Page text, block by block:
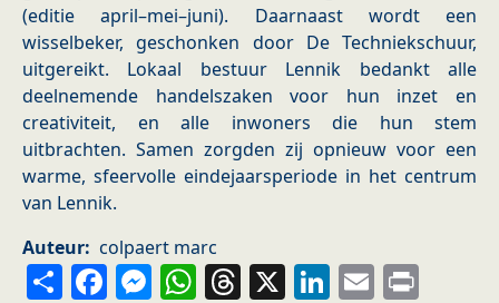
(editie april–mei–juni). Daarnaast wordt een
wisselbeker, geschonken door De Techniekschuur,
uitgereikt. Lokaal bestuur Lennik bedankt alle
deelnemende handelszaken voor hun inzet en
creativiteit, en alle inwoners die hun stem
uitbrachten. Samen zorgden zij opnieuw voor een
warme, sfeervolle eindejaarsperiode in het centrum
van Lennik.
Auteur colpaert marc
ShareFacebook
Messenger
WhatsApp
Threads
X LinkedIn
Email